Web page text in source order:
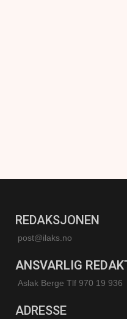
REDAKSJONEN
post@ilaks.no
ANSVARLIG
Aslak Berge Tlf 970 19 936
ADRESSE